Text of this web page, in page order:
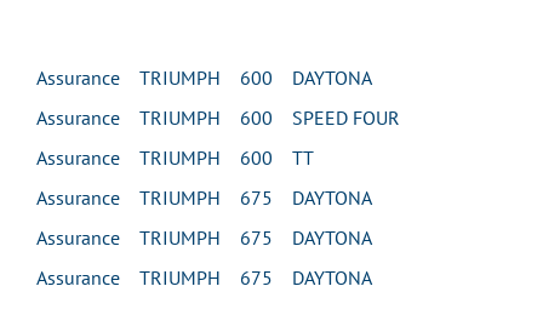
Assurance TRIUMPH 600 DAYTONA
Assurance TRIUMPH 600 SPEED FOUR
Assurance TRIUMPH 600 TT
Assurance TRIUMPH 675 DAYTONA
Assurance TRIUMPH 675 DAYTONA
Assurance TRIUMPH 675 DAYTONA